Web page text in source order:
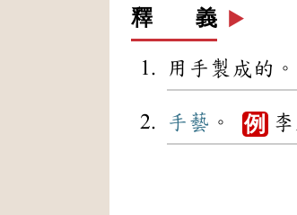
釋 義 ▶️
用手製成的。
手藝 。 例